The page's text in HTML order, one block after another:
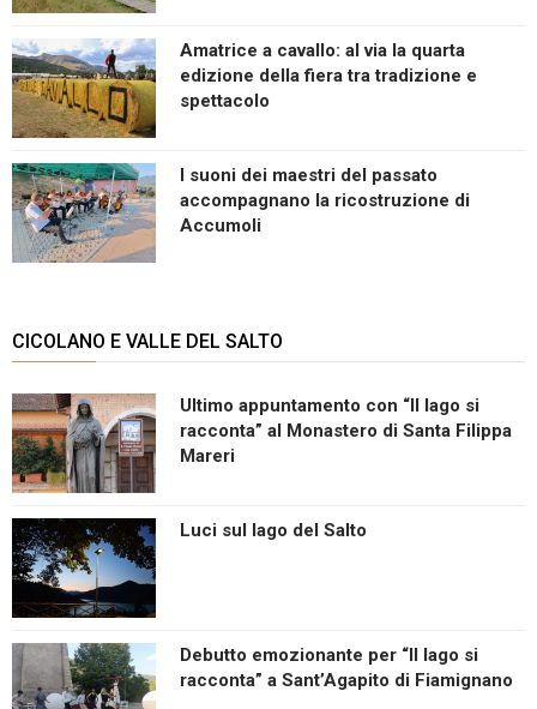
Amatrice a cavallo: al via la quarta
edizione della fiera tra tradizione e
spettacolo
I suoni dei maestri del passato
accompagnano la ricostruzione di
Accumoli
CICOLANO E VALLE DEL SALTO
Ultimo appuntamento con “Il lago si
racconta” al Monastero di Santa Filippa
Mareri
Luci sul lago del Salto
Debutto emozionante per “Il lago si
racconta” a Sant’Agapito di Fiamignano